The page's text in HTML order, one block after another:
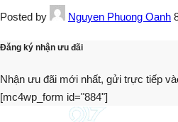
Posted by Nguyen Phuong Oanh
Đăng ký nhận ưu đãi
Nhận ưu đãi mới nhất, gửi trực tiếp
[mc4wp_form id="884"]